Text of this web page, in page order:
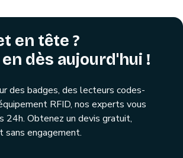
en tête ?
dès aujourd'hui !
des badges, des lecteurs codes-
RFID, nos experts vous
24h. Obtenez un devis gratuit,
sans engagement.